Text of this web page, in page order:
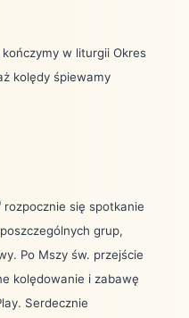
w liturgii Okres
kolędy śpiewamy
rozpocznie się spotkanie
grup,
Po Mszy św. przejście
kolędowanie i zabawę
Serdecznie